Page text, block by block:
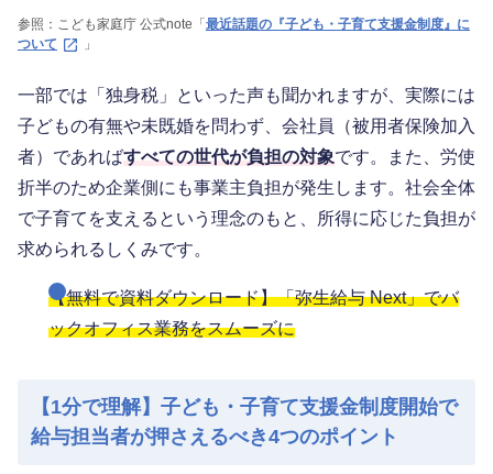
参照：こども家庭庁 公式note「 最近話題の『子ども・子育て支援金制度』に
ついて
」
一部では「独身税」といった声も聞かれますが、実際には
子どもの有無や未既婚を問わず、会社員（被用者保険加入
者）であればすべての世代が負担の対象です。また、労使
折半のため企業側にも事業主負担が発生します。社会全体
で子育てを支えるという理念のもと、所得に応じた負担が
求められるしくみです。
【無料で資料ダウンロード】「弥生給与 Next」でバ
ックオフィス業務をスムーズに
【1分で理解】子ども・子育て支援金制度開始で
給与担当者が押さえるべき4つのポイント